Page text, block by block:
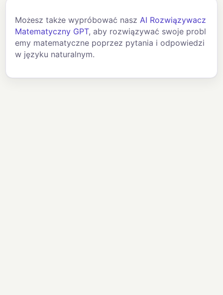
Możesz także wypróbować nasz AI Rozwiązywacz
Matematyczny GPT, aby rozwiązywać swoje probl
emy matematyczne poprzez pytania i odpowiedzi
w języku naturalnym.